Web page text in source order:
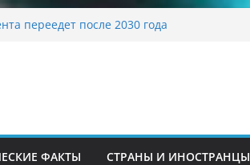
узоры: символика и
Загитовой
клиник
из ключевых перекрёстков
ФАКТЫ СТРАНЫ И ИНОСТРАНЦЫ